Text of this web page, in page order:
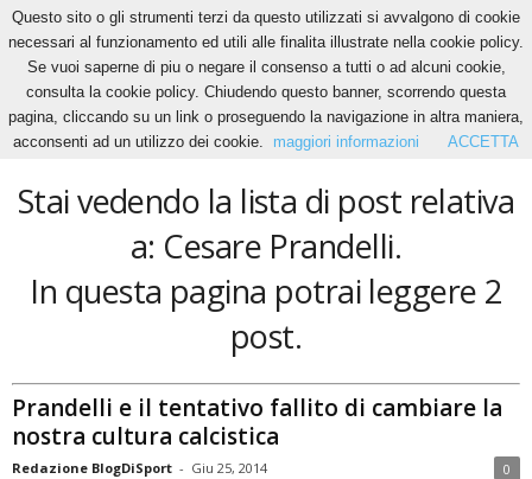
Home Tags Cesare Prandelli
Cesare Prandelli
Stai vedendo la lista di post relativa
a: Cesare Prandelli.
In questa pagina potrai leggere 2
post.
Prandelli e il tentativo fallito di cambiare la
nostra cultura calcistica
Redazione BlogDiSport - Giu 25, 2014 0
Questo sito o gli strumenti terzi da questo utilizzati si avvalgono di cookie
necessari al funzionamento ed utili alle finalita illustrate nella cookie policy.
Se vuoi saperne di piu o negare il consenso a tutti o ad alcuni cookie,
consulta la cookie policy. Chiudendo questo banner, scorrendo questa
pagina, cliccando su un link o proseguendo la navigazione in altra maniera,
acconsenti ad un utilizzo dei cookie.
maggiori informazioni ACCETTA